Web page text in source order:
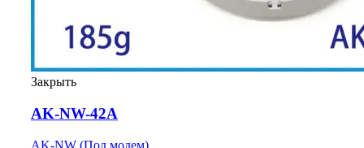
Закрыть
AK-NW-42A
AK-NW (Под модем)